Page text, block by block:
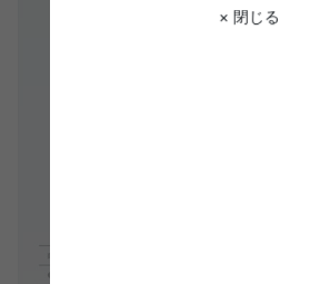
× 閉じる